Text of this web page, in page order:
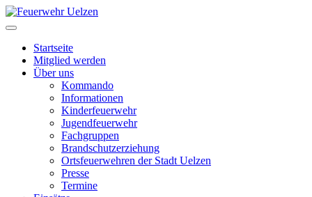
Startseite
Mitglied werden
Über uns
Kommando
Informationen
Kinderfeuerwehr
Jugendfeuerwehr
Fachgruppen
Brandschutzerziehung
Ortsfeuerwehren der Stadt Uelzen
Presse
Termine